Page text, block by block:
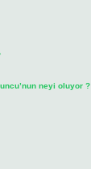
neyi oluyor ?